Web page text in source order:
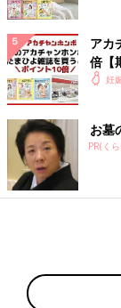
アカ
倍【
妊
お墓
PR(く